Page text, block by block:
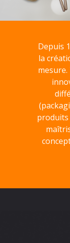
Depuis
la